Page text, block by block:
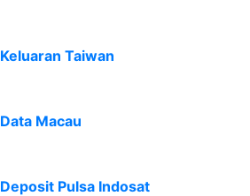
Keluaran Taiwan
Data Macau
Deposit Pulsa Indosat